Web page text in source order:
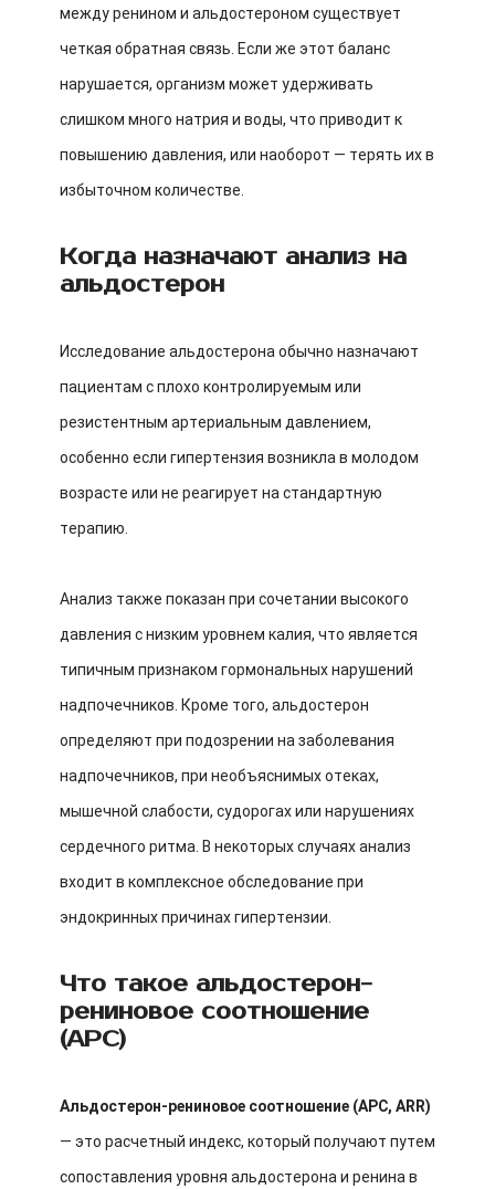
между ренином и альдостероном существует
четкая обратная связь. Если же этот баланс
нарушается, организм может удерживать
слишком много натрия и воды, что приводит к
повышению давления, или наоборот — терять их в
избыточном количестве.
Когда назначают анализ на
альдостерон
Исследование альдостерона обычно назначают
пациентам с плохо контролируемым или
резистентным артериальным давлением,
особенно если гипертензия возникла в молодом
возрасте или не реагирует на стандартную
терапию.
Анализ также показан при сочетании высокого
давления с низким уровнем калия, что является
типичным признаком гормональных нарушений
надпочечников. Кроме того, альдостерон
определяют при подозрении на заболевания
надпочечников, при необъяснимых отеках,
мышечной слабости, судорогах или нарушениях
сердечного ритма. В некоторых случаях анализ
входит в комплексное обследование при
эндокринных причинах гипертензии.
Что такое альдостерон-
рениновое соотношение
(АРС)
Альдостерон-рениновое соотношение (АРС, ARR)
— это расчетный индекс, который получают путем
сопоставления уровня альдостерона и ренина в